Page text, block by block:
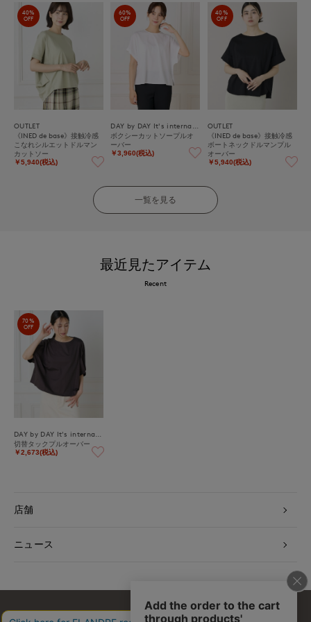
40%
OFF
OUTLET
《INED de base》接触冷感
こなれシルエットドルマン
カットソー
￥5,940(税込)
60%
OFF
ボクシーカットソープルオ
ーバー
￥3,960(税込)
40%
OFF
OUTLET
《INED de base》接触冷感
ボートネックドルマンプル
オーバー
￥5,940(税込)
一覧を見る
最近見たアイテム
Recent
70%
OFF
切替タックプルオーバー
￥2,673(税込)
店舗
ニュース